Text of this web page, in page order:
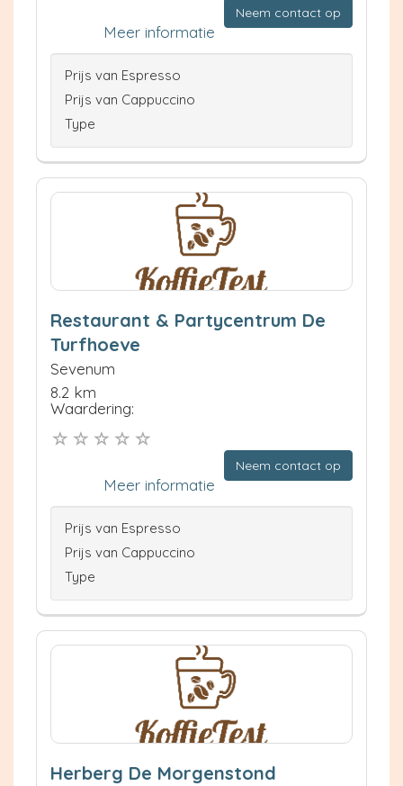
Neem contact op
Meer informatie
Prijs van Espresso
Prijs van Cappuccino
Type
Restaurant & Partycentrum De
Turfhoeve
Sevenum
8.2 km
Waardering:
Neem contact op
Meer informatie
Prijs van Espresso
Prijs van Cappuccino
Type
Herberg De Morgenstond